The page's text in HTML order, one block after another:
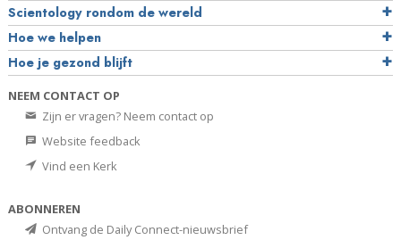
Scientology rondom de wereld
Hoe we helpen
Hoe je gezond blijft
NEEM CONTACT OP
Zijn er vragen? Neem contact op
Website feedback
Vind een Kerk
ABONNEREN
Ontvang de Daily Connect-nieuwsbrief